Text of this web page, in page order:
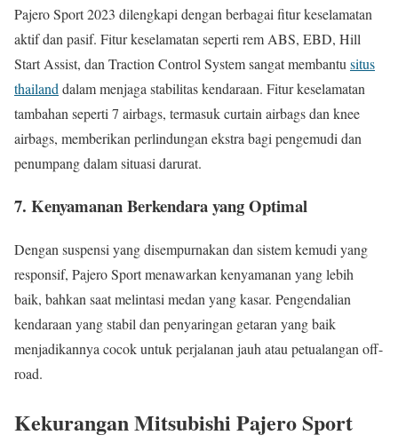
Pajero Sport 2023 dilengkapi dengan berbagai fitur keselamatan
aktif dan pasif. Fitur keselamatan seperti rem ABS, EBD, Hill
Start Assist, dan Traction Control System sangat membantu situs
thailand dalam menjaga stabilitas kendaraan. Fitur keselamatan
tambahan seperti 7 airbags, termasuk curtain airbags dan knee
airbags, memberikan perlindungan ekstra bagi pengemudi dan
penumpang dalam situasi darurat.
7. Kenyamanan Berkendara yang Optimal
Dengan suspensi yang disempurnakan dan sistem kemudi yang
responsif, Pajero Sport menawarkan kenyamanan yang lebih
baik, bahkan saat melintasi medan yang kasar. Pengendalian
kendaraan yang stabil dan penyaringan getaran yang baik
menjadikannya cocok untuk perjalanan jauh atau petualangan off-
road.
Kekurangan Mitsubishi Pajero Sport